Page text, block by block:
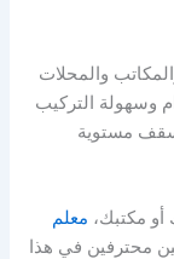
والمحلات
وسهولة التركيب
مستوية
مكتبك، معلم
محترفين في هذا